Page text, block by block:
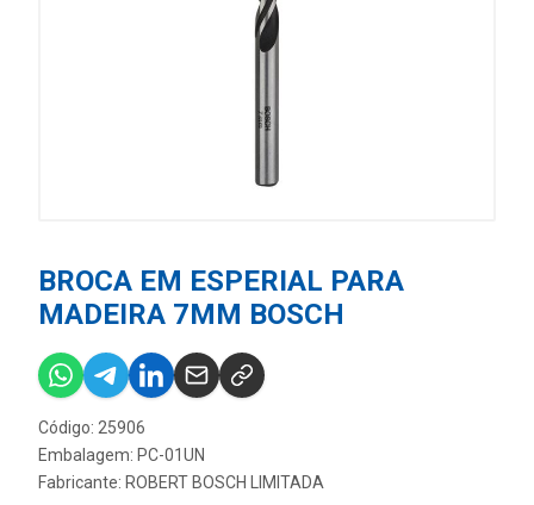
BROCA EM ESPERIAL PARA
MADEIRA 7MM BOSCH
Código: 25906
Embalagem: PC-01UN
Fabricante: ROBERT BOSCH LIMITADA